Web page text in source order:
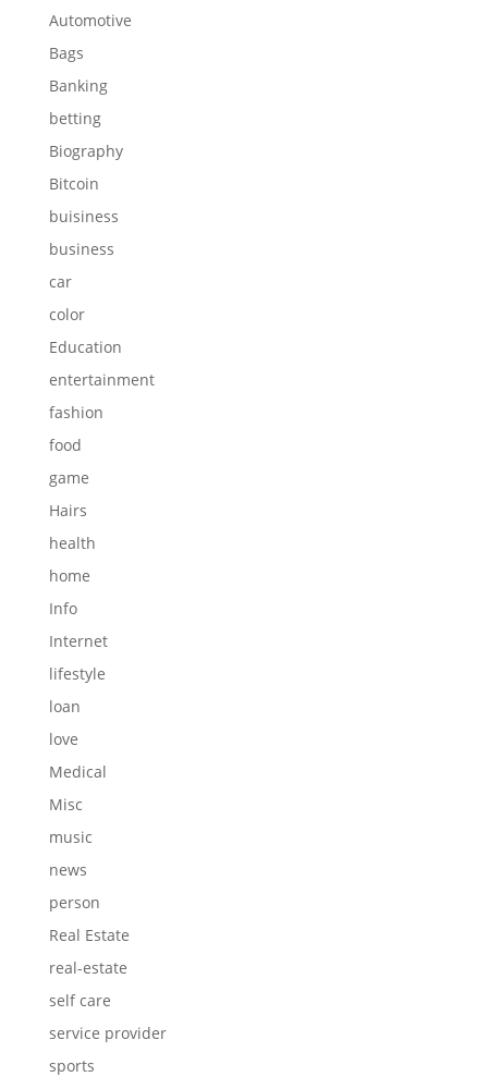
Automotive
Bags
Banking
betting
Biography
Bitcoin
buisiness
business
car
color
Education
entertainment
fashion
food
game
Hairs
health
home
Info
Internet
lifestyle
loan
love
Medical
Misc
music
news
person
Real Estate
real-estate
self care
service provider
sports